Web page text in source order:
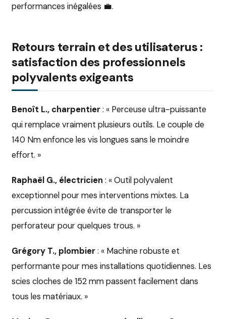
performances inégalées 💼.
Retours terrain et des utilisaterus :
satisfaction des professionnels
polyvalents exigeants
Benoît L., charpentier: « Perceuse ultra-puissante
qui remplace vraiment plusieurs outils. Le couple de
140 Nm enfonce les vis longues sans le moindre
effort. »
Raphaël G., électricien : « Outil polyvalent
exceptionnel pour mes interventions mixtes. La
percussion intégrée évite de transporter le
perforateur pour quelques trous. »
Grégory T., plombier: « Machine robuste et
performante pour mes installations quotidiennes. Les
scies cloches de 152 mm passent facilement dans
tous les matériaux. »